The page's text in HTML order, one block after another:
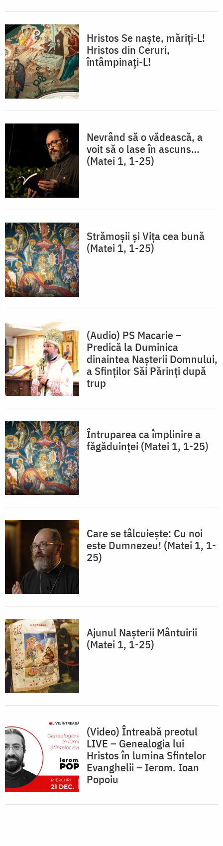
Hristos Se naște, măriți-L!
Hristos din Ceruri,
întâmpinați-L!
Nevrând să o vădească, a
voit să o lase în ascuns…
(Matei 1, 1-25)
Strămoșii și Vița cea bună
(Matei 1, 1-25)
(Audio) PS Macarie –
Predică la Duminica
dinaintea Nașterii Domnului,
a Sfinților Săi Părinți după
trup
Întruparea ca împlinire a
făgăduinței (Matei 1, 1-25)
Care se tâlcuiește: Cu noi
este Dumnezeu! (Matei 1, 1-
25)
Ajunul Nașterii Mântuirii
(Matei 1, 1-25)
(Video) Întreabă preotul
LIVE – Genealogia lui
Hristos în lumina Sfintelor
Evanghelii – Ierom. Ioan
Popoiu